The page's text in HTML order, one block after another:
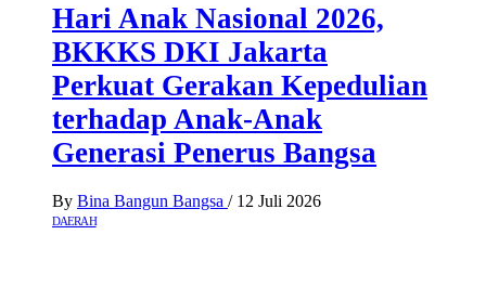
Hari Anak Nasional 2026,
BKKKS DKI Jakarta
Perkuat Gerakan Kepedulian
terhadap Anak-Anak
Generasi Penerus Bangsa
By Bina Bangun Bangsa / 12 Juli 2026
DAERAH